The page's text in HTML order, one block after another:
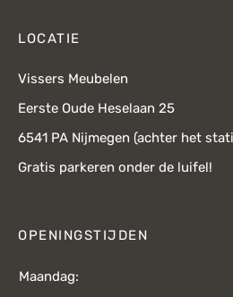
LOCATIE
Vissers Meubelen
Eerste Oude Heselaan 25
6541 PA Nijmegen (achter het
Gratis parkeren onder de luifel!
OPENINGSTIJDEN
Maandag: